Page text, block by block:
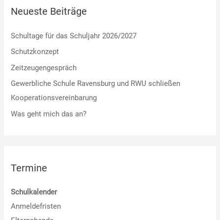
Neueste Beiträge
Schultage für das Schuljahr 2026/2027
Schutzkonzept
Zeitzeugengespräch
Gewerbliche Schule Ravensburg und RWU schließen
Kooperationsvereinbarung
Was geht mich das an?
Termine
Schulkalender
Anmeldefristen